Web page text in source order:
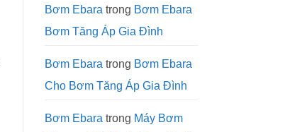
Bơm Ebara trong Bơm Ebara
Bơm Tăng Áp Gia Đình
Bơm Ebara trong Bơm Ebara
Cho Bơm Tăng Áp Gia Đình
Bơm Ebara trong Máy Bơm